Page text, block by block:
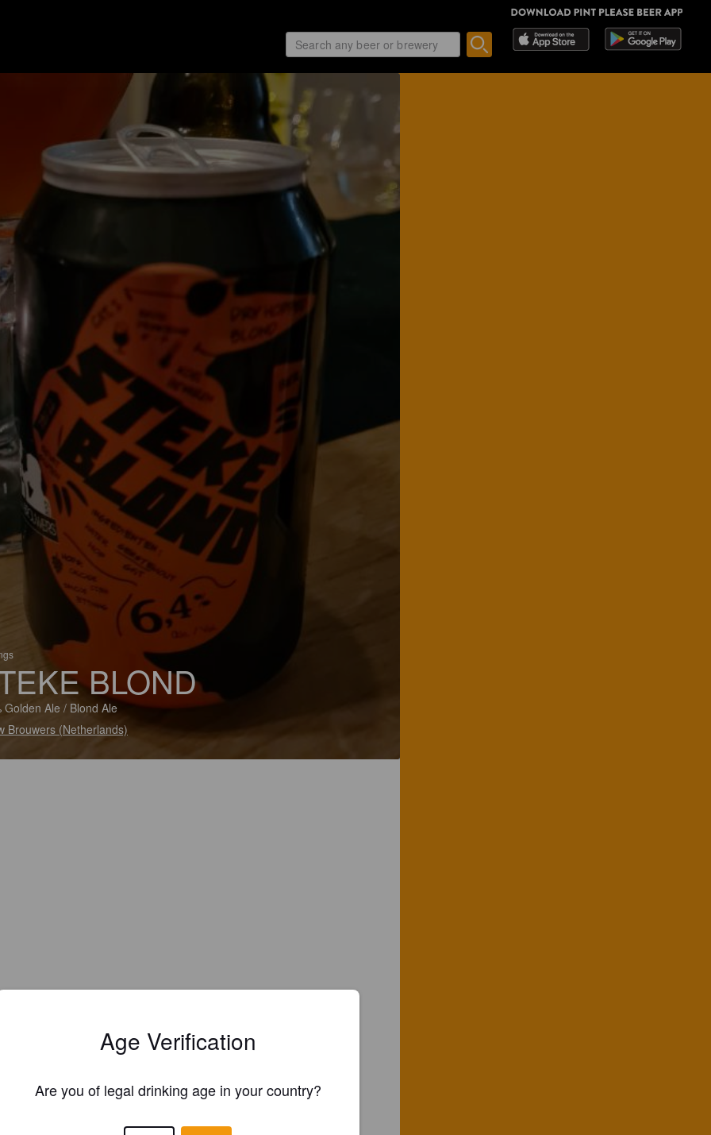
BLOND
Golden Ale / Blond Ale
Brouwers (Netherlands)
Age Verification
Are you of legal drinking age in your country?